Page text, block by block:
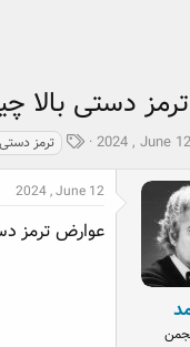
دستی بالا
ت2024 , June 12
ب
چ
پ
ترمز دستی
2024 , June 12
عوارض ترمز